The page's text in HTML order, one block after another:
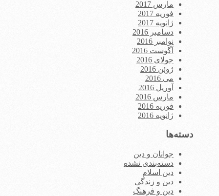
مارس 2017
فوریه 2017
ژانویه 2017
دسامبر 2016
نوامبر 2016
آگوست 2016
جولای 2016
ژوئن 2016
می 2016
آوریل 2016
مارس 2016
فوریه 2016
ژانویه 2016
دسته‌ها
جوانان و دین
دسته‌بندی نشده
دین اسلام
دین و زندگی
دین و فرهنگ